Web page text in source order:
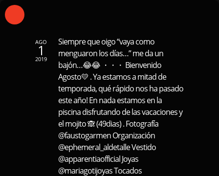
AGO
1
2019
Siempre que oigo “vaya como
menguaron los días…” me da un
bajón…😂😂 ・・・ Bienvenido
Agosto💛 . Ya estamos a mitad de
temporada, qué rápido nos ha pasado
este año! En nada estamos en la
piscina disfrutando de las vacaciones y
el mojito 🙈 (49dias) . Fotografía
@faustogarmen Organización
@ephemeral_aldetalle Vestido
@apparentiaofficial Joyas
@mariagotijoyas Tocados